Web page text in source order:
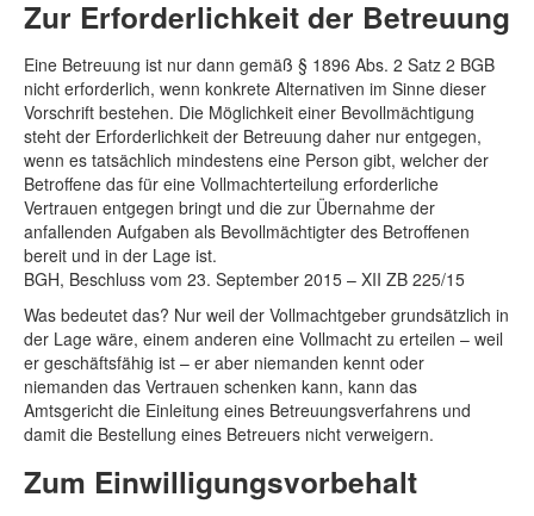
Zur Erforderlichkeit der Betreuung
Eine Betreuung ist nur dann gemäß § 1896 Abs. 2 Satz 2 BGB
nicht erforderlich, wenn konkrete Alternativen im Sinne dieser
Vorschrift bestehen. Die Möglichkeit einer Bevollmächtigung
steht der Erforderlichkeit der Betreuung daher nur entgegen,
wenn es tatsächlich mindestens eine Person gibt, welcher der
Betroffene das für eine Vollmachterteilung erforderliche
Vertrauen entgegen bringt und die zur Übernahme der
anfallenden Aufgaben als Bevollmächtigter des Betroffenen
bereit und in der Lage ist.
BGH, Beschluss vom 23. September 2015 – XII ZB 225/15
Was bedeutet das? Nur weil der Vollmachtgeber grundsätzlich in
der Lage wäre, einem anderen eine Vollmacht zu erteilen – weil
er geschäftsfähig ist – er aber niemanden kennt oder
niemanden das Vertrauen schenken kann, kann das
Amtsgericht die Einleitung eines Betreuungsverfahrens und
damit die Bestellung eines Betreuers nicht verweigern.
Zum Einwilligungsvorbehalt